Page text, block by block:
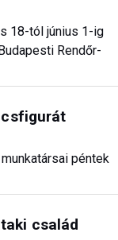
18-tól június 1-ig
Rendőr-
péntek
család